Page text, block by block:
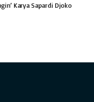
Karya Sapardi Djoko